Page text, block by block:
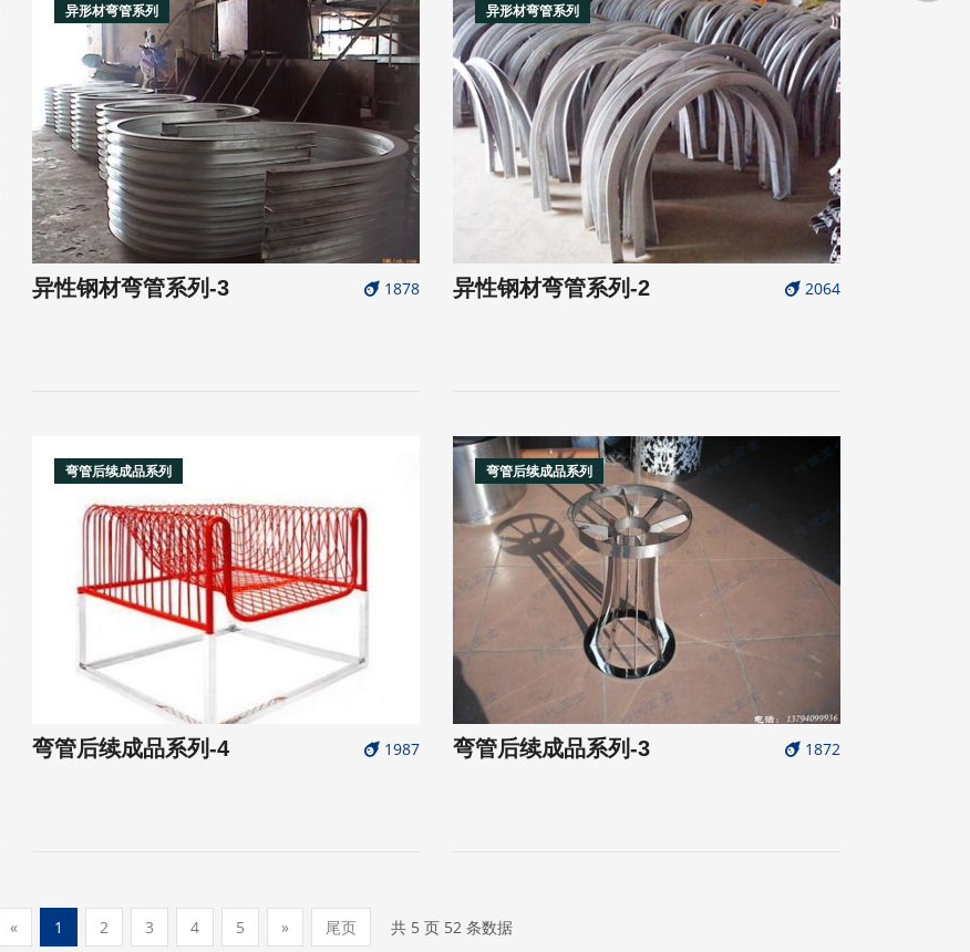
异形材弯管系列
1878
异性钢材弯管系列-3
异形材弯管系列
2064
异性钢材弯管系列-2
弯管后续成品系列
1987
弯管后续成品系列-4
弯管后续成品系列
1872
弯管后续成品系列-3
« 1 2 3 4 5 » 尾页 共 5 页 52 条数据